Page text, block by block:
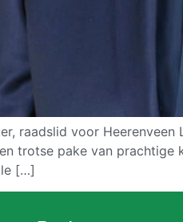
raadslid voor
trotse pake van
[…]